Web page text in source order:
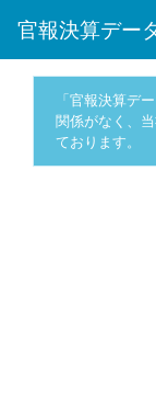
官報決算デー
「官報決算デ
関係がなく、
ております。